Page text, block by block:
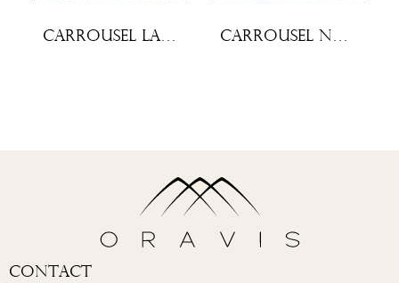
Carrousel Lafayette Carrousel Nostalgie
Contact